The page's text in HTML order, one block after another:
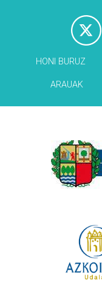
HONI BURUZ
ARAUAK